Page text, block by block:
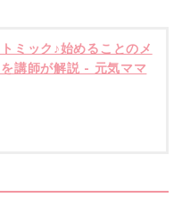
ミック♪始めることのメ
講師が解説 - 元気ママ